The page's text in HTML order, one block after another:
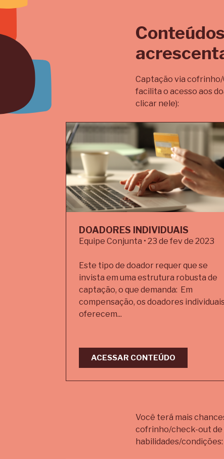
Captação via
facilita o acesso aos
clicar nele):
DOADORES INDIVIDUAIS
Equipe Conjunta • 23 de fev de 2023
Este tipo de doador requer que se
invista em uma estrutura robusta de
captação, o que demanda: Em
compensação, os doadores
oferecem...
ACESSAR CONTEÚDO
Você terá mais
cofrinho/check-out de
habilidades/condições: